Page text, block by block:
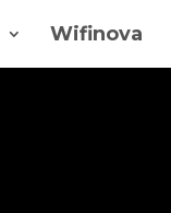
Wifinova